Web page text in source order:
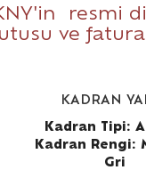
resmi
ve
KADRAN
Kadran Tipi:
Kadran Rengi:
Gri